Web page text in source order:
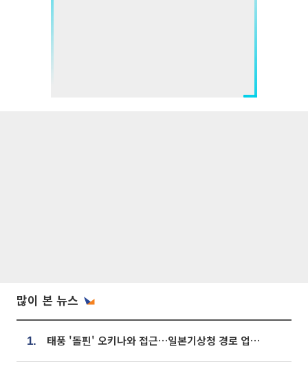
많이 본 뉴스
1. 태풍 '돌핀' 오키나와 접근…일본기상청 경로 업데이트